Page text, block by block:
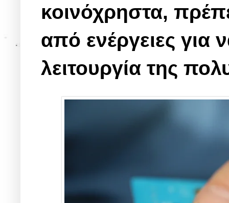
κοινόχρηστα,
από ενέργειες για
λειτουργία της